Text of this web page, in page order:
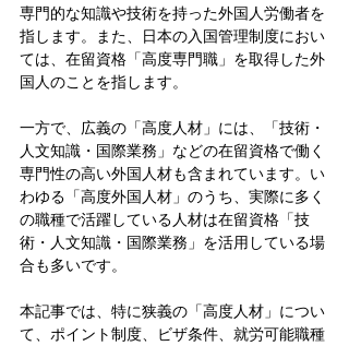
専門的な知識や技術を持った外国人労働者を
指します。また、日本の入国管理制度におい
ては、在留資格「高度専門職」を取得した外
国人のことを指します。
一方で、広義の「高度人材」には、「技術・
人文知識・国際業務」などの在留資格で働く
専門性の高い外国人材も含まれています。い
わゆる「高度外国人材」のうち、実際に多く
の職種で活躍している人材は在留資格「技
術・人文知識・国際業務」を活用している場
合も多いです。
本記事では、特に狭義の「高度人材」につい
て、ポイント制度、ビザ条件、就労可能職種